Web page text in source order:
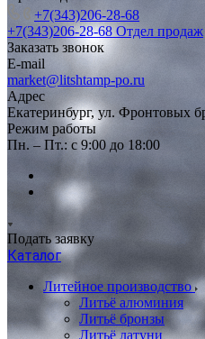
+7(343)206-28-68
+7(343)206-28-68 Отдел продаж
Заказать звонок
E-mail
market@litshtamp-po.ru
Адрес
Екатеринбург, ул. Фронтовых
Режим работы
Пн. – Пт.: с 9:00 до 18:00
Подать заявку
Каталог
Литейное производство
Литьё алюминия
Литьё бронзы
Литьё латуни